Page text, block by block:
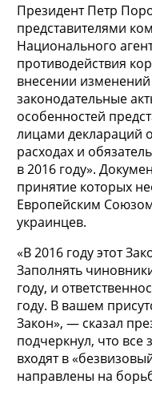
Президент Петр
представителями
Национального
противодействия
внесении
законодательные
особенностей
лицами деклараций
расходах и
в 2016 году».
принятие которых
Европейским
украинцев.
«В 2016 году этот
Заполнять
году, и
году. В вашем
Закон», — сказал
подчеркнул, что
входят в
направлены на